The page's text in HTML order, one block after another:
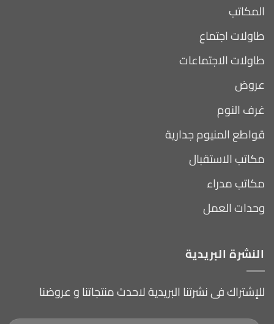
المكاتب
طاولات اجتماع
طاولات الاجتماعات
عروض
غرف النوم
قواطع المنيوم جدارية
مكاتب الاستقبال
مكاتب مدراء
وحدات العمل
النشرة البريدية
للإشتراك فى نشرتنا البريدية لاحدث منتجاتنا و عروضنا